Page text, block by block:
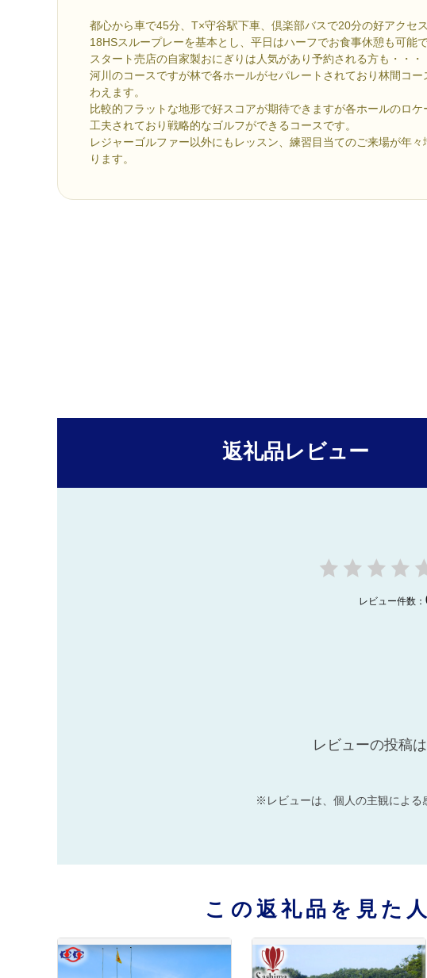
都心から車で45分、T×守谷駅下車、倶楽部バスで20分の好アクセス
18HSスループレーを基本とし、平日はハーフでお食事休憩も可能で
スタート売店の自家製おにぎりは人気があり予約される方も・・・
河川のコースですが林で各ホールがセパレートされており林間コー
わえます。
比較的フラットな地形で好スコアが期待できますが各ホールのロケ
工夫されており戦略的なゴルフができるコースです。
レジャーゴルファー以外にもレッスン、練習目当てのご来場が年々
ります。
返礼品レビュー
レビュー件数：
レビューの投稿
※レビューは、個人の主観による
この返礼品を見た